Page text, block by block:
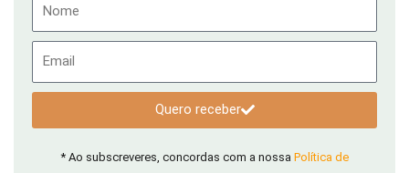
Quero receber
* Ao subscreveres, concordas com a nossa Política de